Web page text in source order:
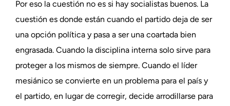
Por eso la cuestión no es si hay socialistas buenos. La
cuestión es donde están cuando el partido deja de ser
una opción política y pasa a ser una coartada bien
engrasada. Cuando la disciplina interna solo sirve para
proteger a los mismos de siempre. Cuando el líder
mesiánico se convierte en un problema para el país y
el partido, en lugar de corregir, decide arrodillarse para